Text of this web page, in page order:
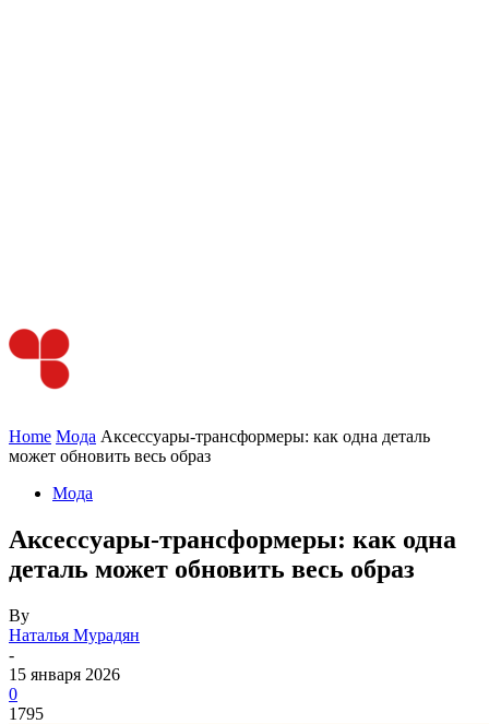
Home Мода Аксессуары‑трансформеры: как одна деталь
может обновить весь образ
Мода
Аксессуары‑трансформеры: как одна
деталь может обновить весь образ
By
Наталья Мурадян
-
15 января 2026
0
1795